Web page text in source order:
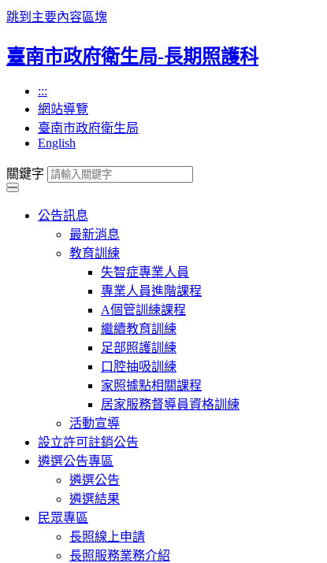
跳到主要內容區塊
臺南市政府衛生局-長期照護科
:::
網站導覽
臺南市政府衛生局
English
關鍵字
公告訊息
最新消息
教育訓練
失智症專業人員
專業人員進階課程
A個管訓練課程
繼續教育訓練
足部照護訓練
口腔抽吸訓練
家照據點相關課程
居家服務督導員資格訓練
活動宣導
設立許可註銷公告
遴選公告專區
遴選公告
遴選結果
民眾專區
長照線上申請
長照服務業務介紹